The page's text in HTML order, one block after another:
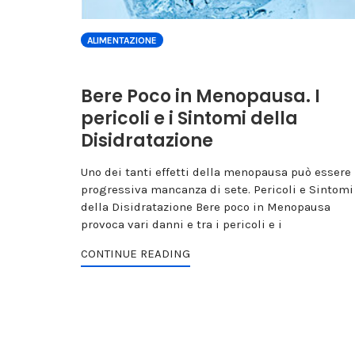
ALIMENTAZIONE
Bere Poco in Menopausa. I
pericoli e i Sintomi della
Disidratazione
Uno dei tanti effetti della menopausa può essere
progressiva mancanza di sete. Pericoli e Sintomi
della Disidratazione Bere poco in Menopausa
provoca vari danni e tra i pericoli e i
CONTINUE READING